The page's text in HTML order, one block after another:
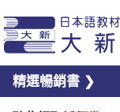
精選暢銷書 ❯